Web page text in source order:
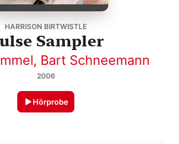
HARRISON BIRTWISTLE
Sampler
, Bart Schneemann
2006
Hörprobe